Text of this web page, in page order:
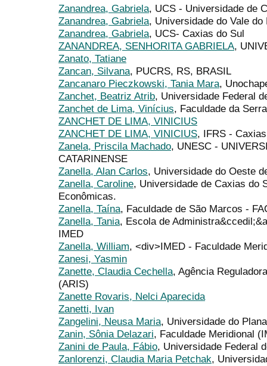
Zanandrea, Gabriela, UCS - Universidade de
Zanandrea, Gabriela, Universidade do Vale
Zanandrea, Gabriela, UCS- Caxias do Sul
ZANANDREA, SENHORITA GABRIELA,
Zanato, Tatiane
Zancan, Silvana, PUCRS, RS, BRASIL
Zancanaro Pieczkowski, Tania Mara,
Zanchet, Beatriz Atrib, Universidade Federal
Zanchet de Lima, Vinícius, Faculdade da
ZANCHET DE LIMA, VINICIUS
ZANCHET DE LIMA, VINICIUS, IFRS -
Zanela, Priscila Machado, UNESC -
CATARINENSE
Zanella, Alan Carlos, Universidade do Oeste
Zanella, Caroline, Universidade de Caxias do
Econômicas.
Zanella, Taína, Faculdade de São Marcos -
Zanella, Tania, Escola de
IMED
Zanella, William, <div>IMED - Faculdade
Zanesi, Yasmin
Zanette, Claudia Cechella, Agência
(ARIS)
Zanette Rovaris, Nelci Aparecida
Zanetti, Ivan
Zangelini, Neusa Maria, Universidade do
Zanin, Sônia Delazari, Faculdade Meridional
Zanini de Paula, Fábio, Universidade Federal
Zanlorenzi, Claudia Maria Petchak,